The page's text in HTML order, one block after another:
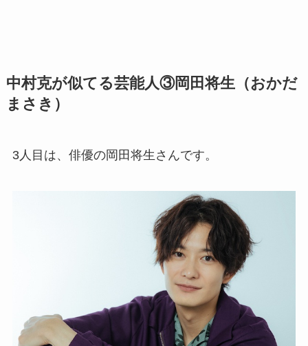
中村克が似てる芸能人③岡田将生（おかだ
まさき）
3人目は、俳優の岡田将生さんです。